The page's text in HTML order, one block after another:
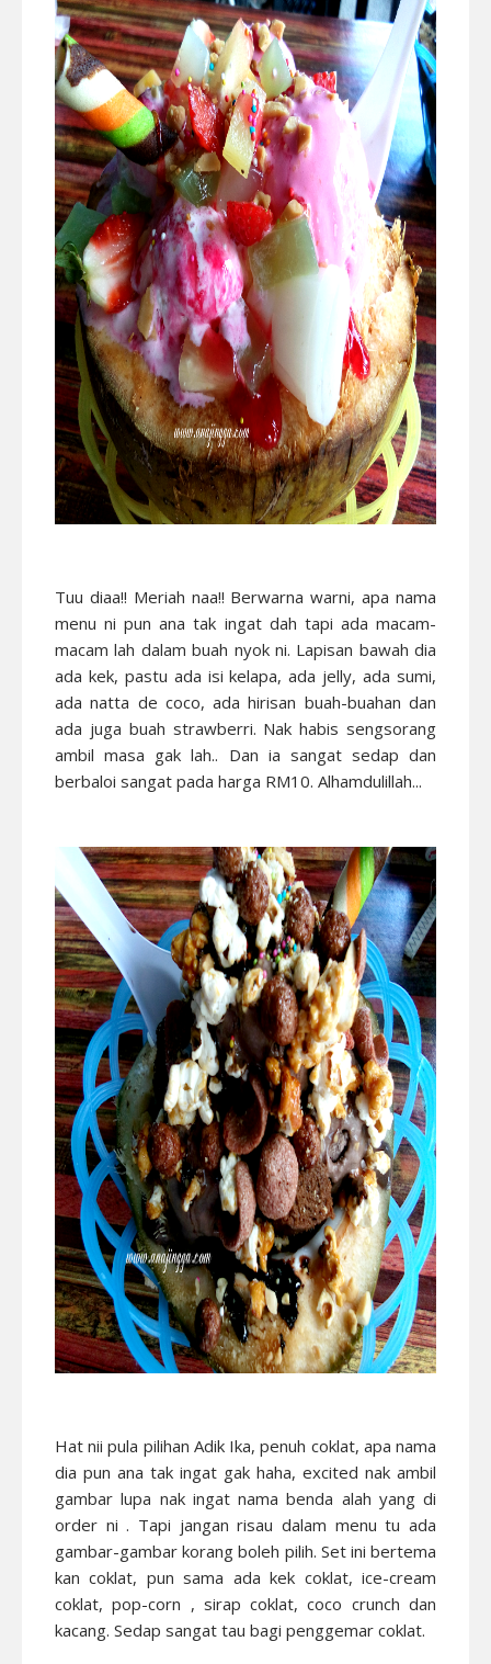
Tuu diaa!! Meriah naa!! Berwarna warni, apa nama
menu ni pun ana tak ingat dah tapi ada macam-
macam lah dalam buah nyok ni. Lapisan bawah dia
ada kek, pastu ada isi kelapa, ada jelly, ada sumi,
ada natta de coco, ada hirisan buah-buahan dan
ada juga buah strawberri. Nak habis sengsorang
ambil masa gak lah.. Dan ia sangat sedap dan
berbaloi sangat pada harga RM10. Alhamdulillah...
Hat nii pula pilihan Adik Ika, penuh coklat, apa nama
dia pun ana tak ingat gak haha, excited nak ambil
gambar lupa nak ingat nama benda alah yang di
order ni . Tapi jangan risau dalam menu tu ada
gambar-gambar korang boleh pilih. Set ini bertema
kan coklat, pun sama ada kek coklat, ice-cream
coklat, pop-corn , sirap coklat, coco crunch dan
kacang. Sedap sangat tau bagi penggemar coklat.